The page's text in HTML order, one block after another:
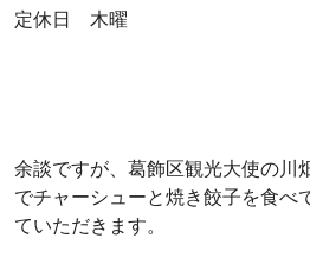
定休日 木曜
余談ですが、葛飾区観光大使の川
でチャーシューと焼き餃子を食べ
ていただきます。